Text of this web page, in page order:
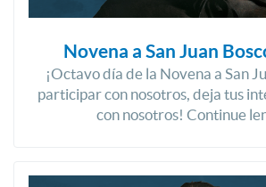
Novena a San Juan
¡Octavo día de la Novena a San
participar con nosotros, deja tus
con nosotros! Continue